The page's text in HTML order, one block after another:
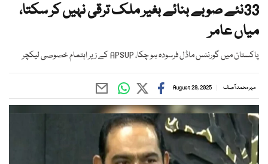
33نئے صوبے بنائے بغیر ملک ترقی نہیں کر سکتا،
میاں عامر
پاکستان میں گورننس ماڈل فرسودہ ہو چکا، APSUP کے زیر اہتمام خصوصی لیکچر
مہر محمد آصف August 29, 2025